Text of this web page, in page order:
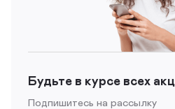
Будьте в курсе всех
Подпишитесь на рассылку